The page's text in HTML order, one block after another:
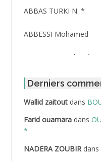
ABBAS TURKI N. *
ABBESSI Mohamed
ABBOUR Azzedine *
ABDAT Amar
ABDEDDAIM Hamid
ABDELAZIZ Mohamed
ABDELHAFID Lakhdar
Derniers
Wallid zaitoutdans
Farid ouamaradans
*
NADERA ZOUBIRdans